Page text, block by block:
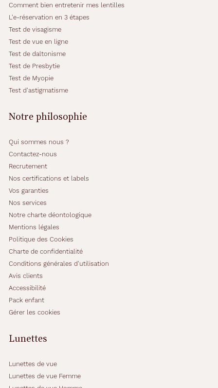
Comment bien entretenir mes lentilles
L'e-réservation en 3 étapes
Test de visagisme
Test de vue en ligne
Test de daltonisme
Test de Presbytie
Test de Myopie
Test d'astigmatisme
Notre philosophie
Qui sommes nous ?
Contactez-nous
Recrutement
Nos certifications et labels
Vos garanties
Nos services
Notre charte déontologique
Mentions légales
Politique des Cookies
Charte de confidentialité
Conditions générales d'utilisation
Avis clients
Accessibilité
Pack enfant
Gérer les cookies
Lunettes
Lunettes de vue
Lunettes de vue Femme